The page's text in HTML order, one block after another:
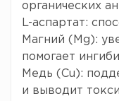
органических
L-аспартат:
Mагний (Mg):
помогает
Mедь (Cu):
и выводит